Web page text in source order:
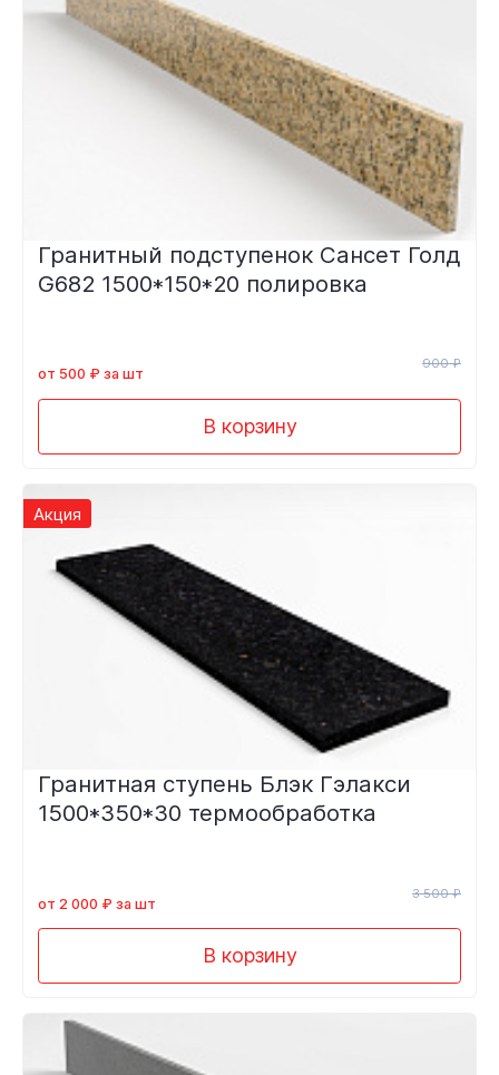
Гранитный подступенок Сансет Голд
G682 1500*150*20 полировка
от 500 ₽ за шт
900 ₽
В корзину
Акция
Гранитная ступень Блэк Гэлакси
1500*350*30 термообработка
от 2 000 ₽ за шт
3 500 ₽
В корзину